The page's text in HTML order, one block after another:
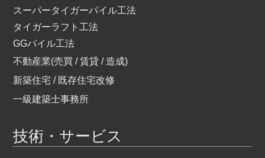
スーパータイガーパイル工法
タイガーラフト工法
GGパイル工法
不動産業(売買 / 賃貸 / 造成)
新築住宅 / 既存住宅改修
一級建築士事務所
技術・サービス